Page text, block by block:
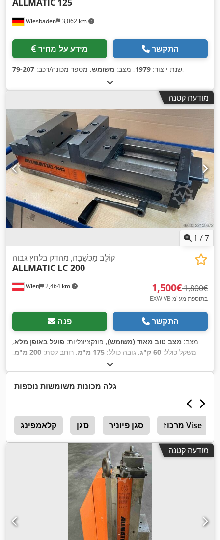
Wiesbaden 3,062 km
ALLMATIC 125
מידע על מחיר התקשר
שנת ייצור: 1979, מצב: משומש, מספר מכונה/רכב: 79-207 ,
מודעה קטנה
1 /7
Wien 2,464 km
קוֹלֵב מַכְּשֵׁבָה, מהדק בלחץ גבוה
ALLMATIC LC 200
‏1,500 ‏€ ‏1,800 ‏€
EXW VB בתוספת מע"מ
פנה התקשר
מצב: מצב טוב מאוד (משומש), פונקציונליות: פועל באופן מלא,
משקל כולל: 60 ק"ג , גובה כולל: 175 מ"מ , רוחב לסת: 200 מ"מ
,
, רוחב כולל:
רוחב הידוק:200 מ"מ , טווח הידוק:435 מ"מ , ציוד:לוחית זיהוי
זמינה,
גלה מכונות משומשות נוספות
קלאמפינג סגן סגן פיוניר מרכוז Vise
מודעה קטנה